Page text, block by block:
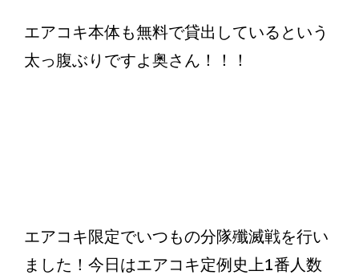
エアコキ本体も無料で貸出しているという
太っ腹ぶりですよ奥さん！！！
エアコキ限定でいつもの分隊殲滅戦を行い
ました！今日はエアコキ定例史上1番人数